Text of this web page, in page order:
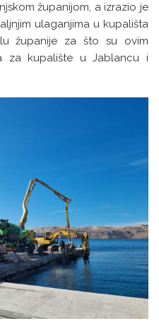
županijom, a izrazio je
ulaganjima u kupališta
županije za što su ovim
za kupalište u Jablancu i